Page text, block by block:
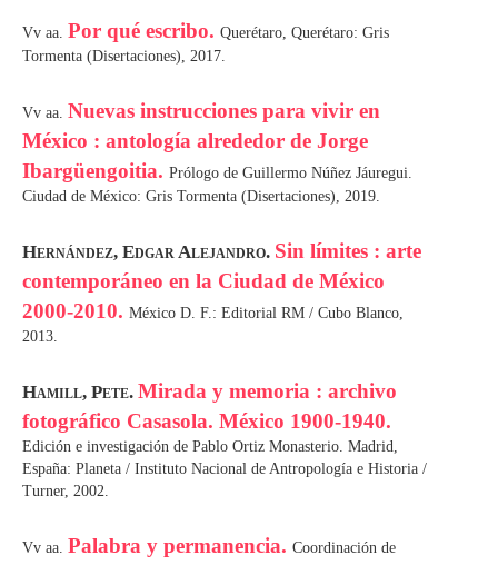
Vv aa. Por qué escribo. Querétaro, Querétaro: Gris
Tormenta (Disertaciones), 2017.
Vv aa. Nuevas instrucciones para vivir en
México : antología alrededor de Jorge
Ibargüengoitia. Prólogo de Guillermo Núñez Jáuregui.
Ciudad de México: Gris Tormenta (Disertaciones), 2019.
Hernández, Edgar Alejandro. Sin límites : arte
contemporáneo en la Ciudad de México
2000-2010. México D. F.: Editorial RM / Cubo Blanco,
2013.
Hamill, Pete. Mirada y memoria : archivo
fotográfico Casasola. México 1900-1940.
Edición e investigación de Pablo Ortiz Monasterio. Madrid,
España: Planeta / Instituto Nacional de Antropología e Historia /
Turner, 2002.
Vv aa. Palabra y permanencia. Coordinación de